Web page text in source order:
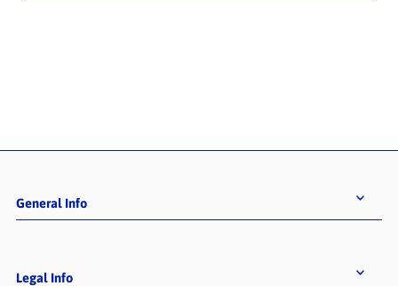
General Info
Legal Info